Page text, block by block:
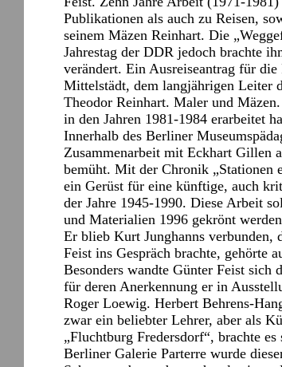
Publikationen als auch zu Reisen,
seinem Mäzen Reinhart. Die
Jahrestag der DDR jedoch brachte
verändert. Ein Ausreiseantrag für
Mittelstädt, dem langjährigen Leiter
Theodor Reinhart. Maler und
in den Jahren 1981-1984 erarbeitet
Innerhalb des Berliner
Zusammenarbeit mit Eckhart Gillen
bemüht. Mit der Chronik „Stationen
ein Gerüst für eine künftige, auch
der Jahre 1945-1990. Diese Arbeit
und Materialien 1996 gekrönt
Er blieb Kurt Junghanns verbunden,
Feist ins Gespräch brachte, gehörte
Besonders wandte Günter Feist
für deren Anerkennung er in
Roger Loewig. Herbert Behrens-
zwar ein beliebter Lehrer, aber als
„Fluchtburg Fredersdorf“, brachte
Berliner Galerie Parterre wurde